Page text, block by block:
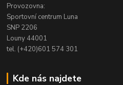
Provozovna:
Sportovní centrum Luna
SNP 2206
Louny 44001
tel. (+420)601 574 301
Kde nás najdete